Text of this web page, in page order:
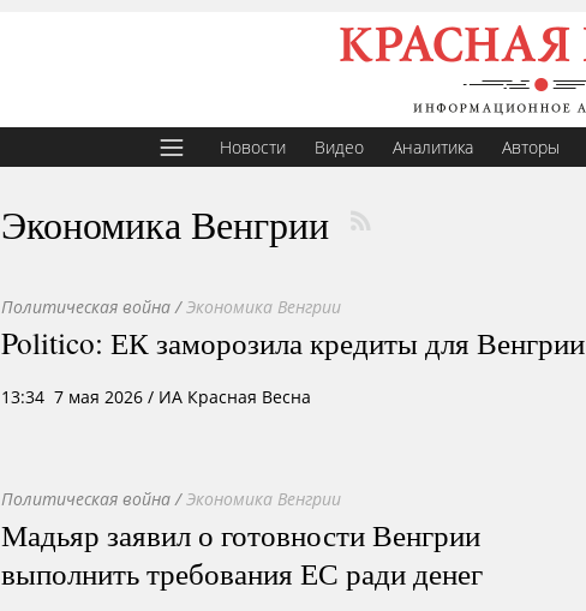
Новости Видео Аналитика Авторы
Экономика Венгрии
Политическая война /Экономика Венгрии
Politico: ЕК заморозила кредиты для Венгрии
13:34 7 мая 2026 / ИА Красная Весна
Политическая война /Экономика Венгрии
Мадьяр заявил о готовности Венгрии
выполнить требования ЕС ради денег